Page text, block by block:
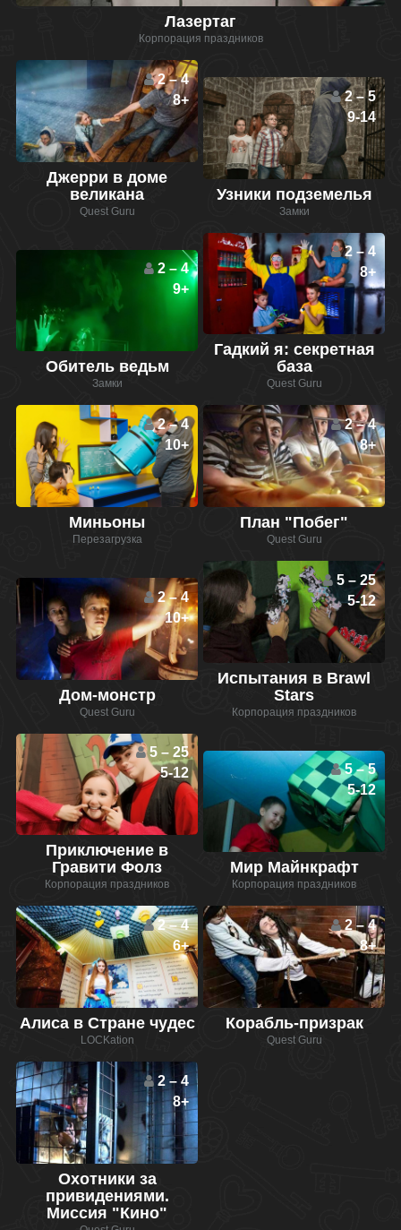
Лазертаг
Корпорация праздников
2 – 4
8+
Джерри в доме
великана
Quest Guru
2 – 5
9-14
Узники подземелья
Замки
2 – 4
9+
Обитель ведьм
Замки
2 – 4
8+
Гадкий я: секретная
база
Quest Guru
2 – 4
10+
Миньоны
Перезагрузка
2 – 4
8+
План "Побег"
Quest Guru
2 – 4
10+
Дом-монстр
Quest Guru
5 – 25
5-12
Испытания в Brawl
Stars
Корпорация праздников
5 – 25
5-12
Приключение в
Гравити Фолз
Корпорация праздников
5 – 5
5-12
Мир Майнкрафт
Корпорация праздников
2 – 4
6+
Алиса в Стране чудес
LOCKation
2 – 4
8+
Корабль-призрак
Quest Guru
2 – 4
8+
Охотники за
привидениями.
Миссия "Кино"